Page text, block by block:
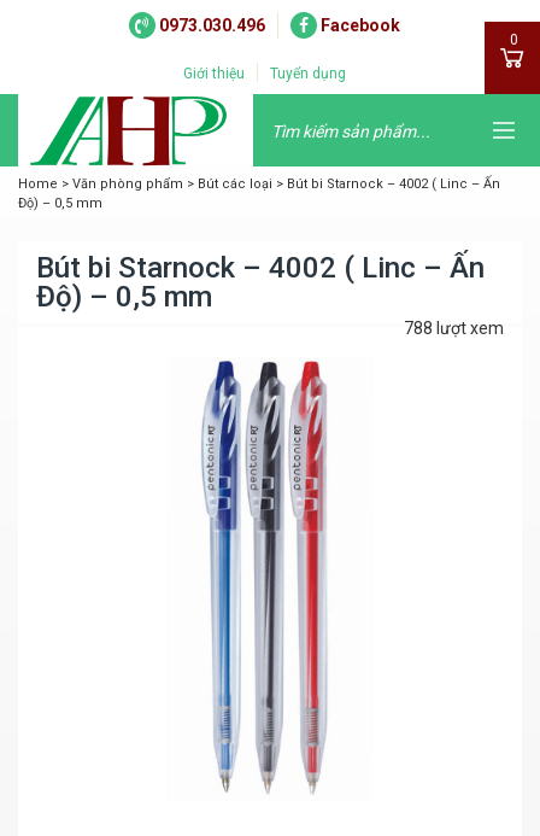
0973.030.496 Facebook
Giới thiệu Tuyển dụng
0
Home > Văn phòng phẩm > Bút các loại > Bút bi Starnock – 4002 ( Linc – Ấn
Độ) – 0,5 mm
Bút bi Starnock – 4002 ( Linc – Ấn
Độ) – 0,5 mm
788 lượt xem